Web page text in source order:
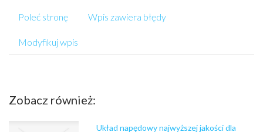
Poleć stronę Wpis zawiera błędy
Modyfikuj wpis
Zobacz również:
Układ napędowy najwyższej jakości dla